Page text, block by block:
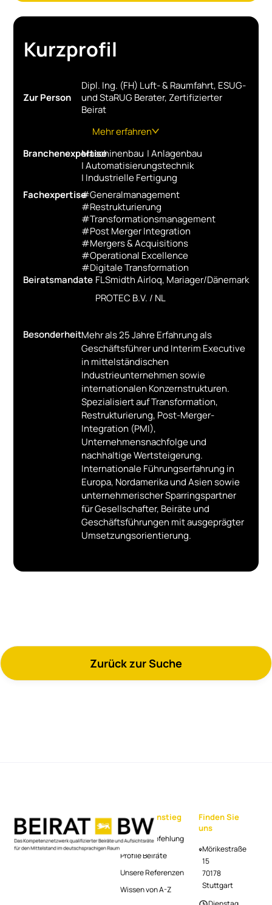
Kurzprofil
Zur Person
Dipl. Ing. (FH) Luft- & Raumfahrt, ESUG-
und StaRUG Berater, Zertifizierter
Beirat
Mehr erfahren
1959
2026 - CTO (Chief
Transformationmanager) Mandat in
einem international tätigem
Technologiekonzern, MDAX- Konzern
2025- 2026 - Rego Herlitzius GmbH,
Bäckereimaschinen. Reorganisation
2025 - KOLBUS Group GmbH,
Verpackungsmaschinen Head of Sales
2023 - 2024 - DALEX Automation &
2023 - 2024 - EuroPriSe Cert GmbH,
Bonn, Geschäftsführer ad Interim
2021 - Boehm Group GmbH, Zella-
Mehlis, Geschäftsführer ad Interim
2019 - 2020 - Teigwaren Riesa GmbH,
Riesa, Geschäftsführer ad Interim
2016 - 2018 - EFAFLEX Tor- und
Sicherheitssysteme GmbH & Co. KG,
Geschäftsführer
2012 - 2015 - Inmess GmbH, Bremen,
Geschäftsführer
2005 - 2012 - FLSmidth Wuppertal
GmbH, Pfaff Maschinenbau GmbH,
Harzgerode, FLSmidth spol. sr.o., Brünn
/ CZ, Geschäftsführer
BranchenexpertiseMaschinenbau |Anlagenbau
|Automatisierungstechnik
| Industrielle Fertigung
Fachexpertise#Generalmanagement
#Restrukturierung
#Transformationsmanagement
#Post Merger Integration
#Mergers & Acquisitions
#Operational Excellence
#Digitale Transformation
Beiratsmandate FLSmidth Airloq, Mariager/Dänemark
PROTEC B.V. / NL
BesonderheitMehr als 25 Jahre Erfahrung als
Geschäftsführer und Interim Executive
in mittelständischen
Industrieunternehmen sowie
internationalen Konzernstrukturen.
Spezialisiert auf Transformation,
Restrukturierung, Post-Merger-
Integration (PMI),
Unternehmensnachfolge und
nachhaltige Wertsteigerung.
Internationale Führungserfahrung in
Europa, Nordamerika und Asien sowie
unternehmerischer Sparringspartner
für Gesellschafter, Beiräte und
Geschäftsführungen mit ausgeprägter
Umsetzungsorientierung.
Zurück zur Suche
Schnelleinstieg
Beiratsempfehlung
Profile Beiräte
Unsere Referenzen
Wissen von A-Z
Finden Sie
uns
Mörikestraße
15
70178
Stuttgart